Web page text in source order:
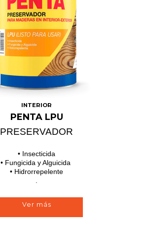
INTERIOR
PENTA LPU
PRESERVADOR
• Insecticida
• Fungicida y Alguicida
• Hidrorrepelente
Ver más